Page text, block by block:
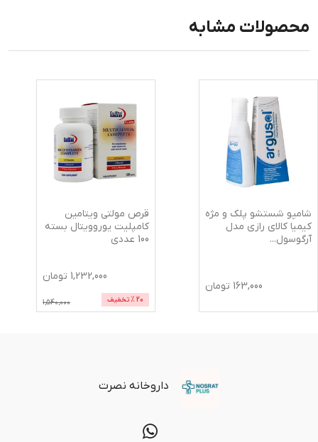
محصولات مشابه
شامپو شستشو پلک و مژه
کیمیا کالای رازی مدل
آرگوسول...
163,000 تومان
قرص مولتی ویتامین
کامپلیت یوروویتال بسته
100 عددی
1,232,000 تومان
20 % تخفیف 1,540,000
داروخانه نصرت